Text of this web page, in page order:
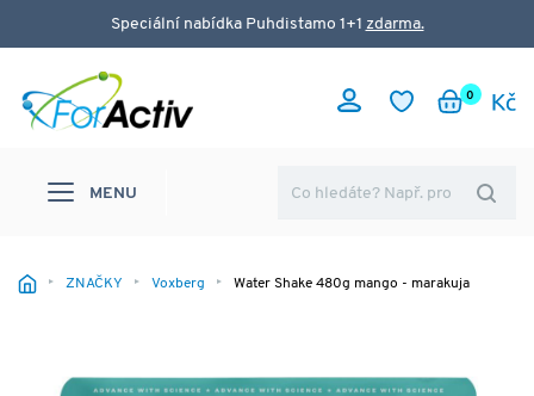
Speciální nabídka Puhdistamo 1+1 zdarma.
0
MENU
ZNAČKY Voxberg Water Shake 480g mango - marakuja